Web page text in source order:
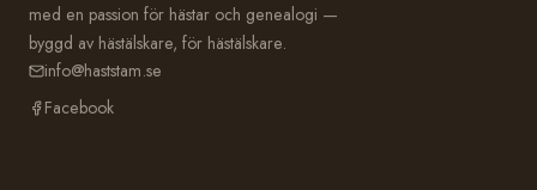
med en passion för hästar och genealogi —
byggd av hästälskare, för hästälskare.
info@haststam.se
Facebook